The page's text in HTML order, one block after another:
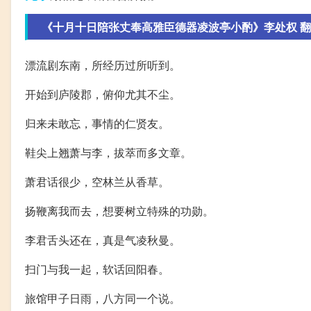
《十月十日陪张丈奉高雅臣德器凌波亭小酌》李处权
漂流剧东南，所经历过所听到。
开始到庐陵郡，俯仰尤其不尘。
归来未敢忘，事情的仁贤友。
鞋尖上翘萧与李，拔萃而多文章。
萧君话很少，空林兰从香草。
扬鞭离我而去，想要树立特殊的功勋。
李君舌头还在，真是气凌秋曼。
扫门与我一起，软话回阳春。
旅馆甲子日雨，八方同一个说。